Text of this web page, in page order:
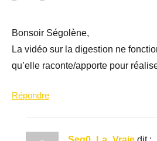
Bonsoir Ségolène,
La vidéo sur la digestion ne
qu’elle raconte/apporte pour
Répondre